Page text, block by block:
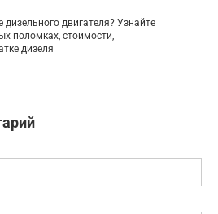
дизельного двигателя? Узнайте
поломках, стоимости,
дизеля